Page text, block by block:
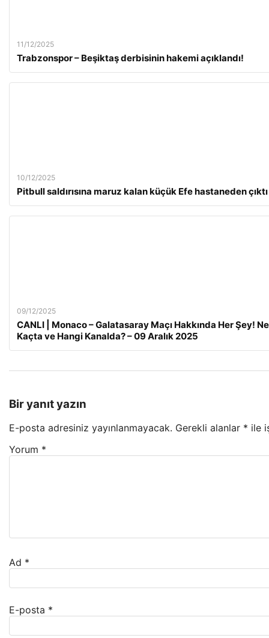
11/12/2025
Trabzonspor – Beşiktaş derbisinin hakemi açıklandı!
10/12/2025
Pitbull saldırısına maruz kalan küçük Efe hastaneden çıktı
09/12/2025
CANLI | Monaco – Galatasaray Maçı Hakkında Her Şey!
Kaçta ve Hangi Kanalda? – 09 Aralık 2025
Bir yanıt yazın
E-posta adresiniz yayınlanmayacak. Gerekli alanlar * ile
Yorum *
Ad *
E-posta *